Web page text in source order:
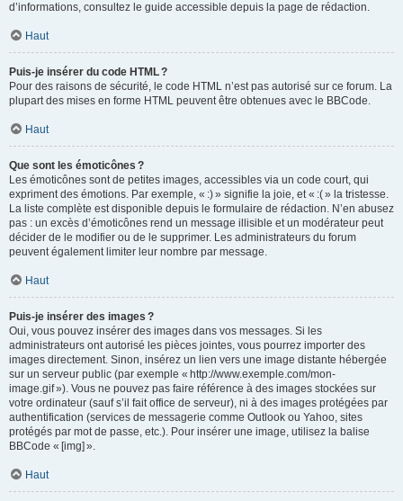
d’informations, consultez le guide accessible depuis la page de rédaction.
Haut
Puis-je insérer du code HTML ?
Pour des raisons de sécurité, le code HTML n’est pas autorisé sur ce forum. La
plupart des mises en forme HTML peuvent être obtenues avec le BBCode.
Haut
Que sont les émoticônes ?
Les émoticônes sont de petites images, accessibles via un code court, qui
expriment des émotions. Par exemple, « :) » signifie la joie, et « :( » la tristesse.
La liste complète est disponible depuis le formulaire de rédaction. N’en abusez
pas : un excès d’émoticônes rend un message illisible et un modérateur peut
décider de le modifier ou de le supprimer. Les administrateurs du forum
peuvent également limiter leur nombre par message.
Haut
Puis-je insérer des images ?
Oui, vous pouvez insérer des images dans vos messages. Si les
administrateurs ont autorisé les pièces jointes, vous pourrez importer des
images directement. Sinon, insérez un lien vers une image distante hébergée
sur un serveur public (par exemple « http://www.exemple.com/mon-
image.gif »). Vous ne pouvez pas faire référence à des images stockées sur
votre ordinateur (sauf s’il fait office de serveur), ni à des images protégées par
authentification (services de messagerie comme Outlook ou Yahoo, sites
protégés par mot de passe, etc.). Pour insérer une image, utilisez la balise
BBCode « [img] ».
Haut